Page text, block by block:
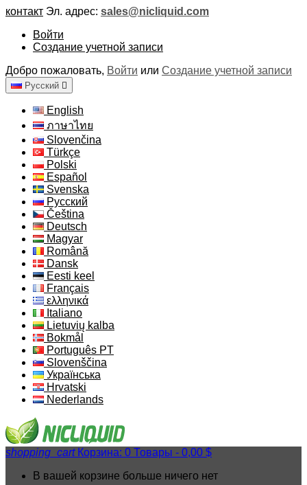
контакт Эл. адрес: sales@nicliquid.com
Войти
Создание учетной записи
Добро пожаловать, Войти или Создание учетной записи
Русский 
English
ภาษาไทย
Slovenčina
Türkçe
Polski
Español
Svenska
Русский
Čeština
Deutsch
Magyar
Română
Dansk
Eesti keel
Français
ελληνικά
Italiano
Lietuvių kalba
Bokmål
Português PT
Slovenščina
Українська
Hrvatski
Nederlands
shopping_cart Корзина: 0 Товары - 0,00 $
В вашей корзине больше ничего нет